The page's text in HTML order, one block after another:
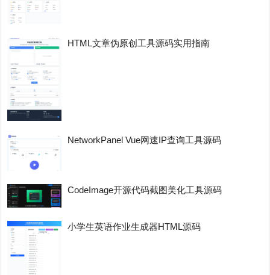
HTML文章伪原创工具源码实用指南
NetworkPanel Vue网速IP查询工具源码
CodeImage开源代码截图美化工具源码
小学生英语作业生成器HTML源码